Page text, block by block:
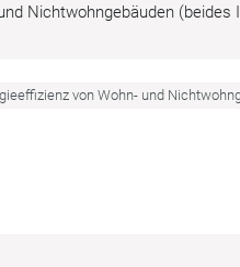
Nichtwohngebäuden
von Wohn- und